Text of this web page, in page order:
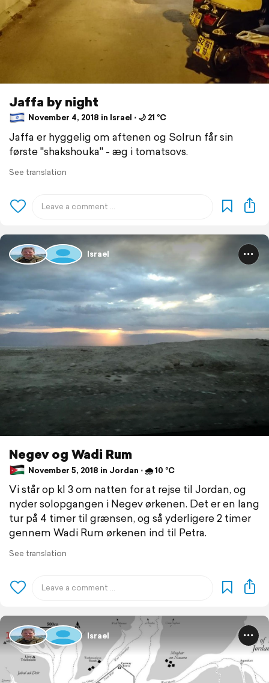
Jaffa by night
November 4, 2018 in Israel ⋅ 🌙 21 °C
Jaffa er hyggelig om aftenen og Solrun får sin
første "shakshouka" - æg i tomatsovs.
See translation
Israel
Negev og Wadi Rum
November 5, 2018 in Jordan ⋅ 🌧 10 °C
Vi står op kl 3 om natten for at rejse til Jordan, og
nyder solopgangen i Negev ørkenen. Det er en lang
tur på 4 timer til grænsen, og så yderligere 2 timer
gennem Wadi Rum ørkenen ind til Petra.
See translation
Israel